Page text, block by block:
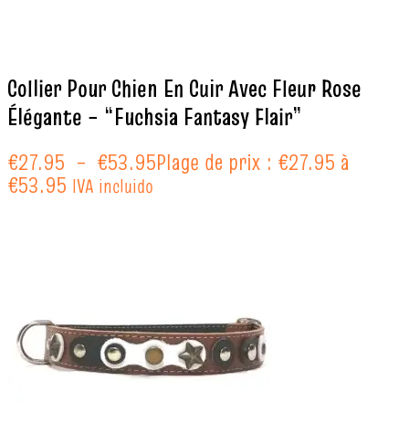
Collier Pour Chien En Cuir Avec Fleur Rose
Élégante – “Fuchsia Fantasy Flair”
€27.95 – €53.95Plage de prix : €27.95 à
€53.95 IVA incluido